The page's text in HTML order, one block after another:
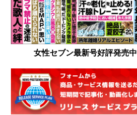
女性セブン最新号好評発売中